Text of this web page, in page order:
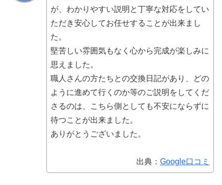
が、わかりやすい説明と丁寧な対応をしてい
ただき安心してお任せすることが出来まし
た。
堅苦しい雰囲気もなく心から完成が楽しみに
思えました。
職人さんの方たちとの交換日記があり、どの
ように進めて行くのか等のご説明をしてくだ
さるのは、こちら側としても不安にならずに
待つことが出来ました。
ありがとうございました。
出典： Google口コミ